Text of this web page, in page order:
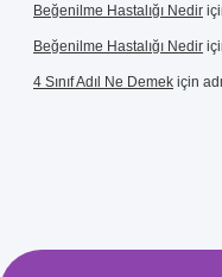
Beğenilme Hastalığı Nedir
Beğenilme Hastalığı Nedir
4 Sınıf Adıl Ne Demek için